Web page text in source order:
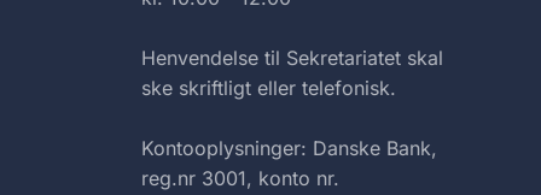
Henvendelse til Sekretariatet skal
ske skriftligt eller telefonisk.
Kontooplysninger: Danske Bank,
reg.nr 3001, konto nr.